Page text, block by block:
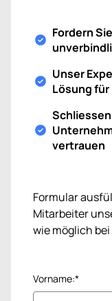
Fordern
Unser
Lösung
vertrauen
Formular
Mitarbeiter
wie möglich
Vorname:*